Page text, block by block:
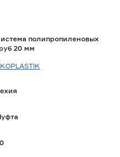
безопасен,
в бытовых, а
используемых
полипропиленовых
20 мм